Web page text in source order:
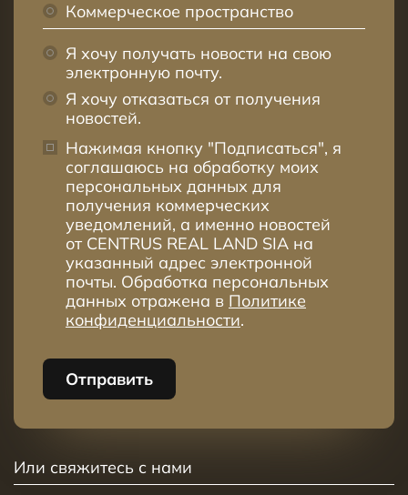
Коммерческое пространство
Я хочу получать новости на свою
электронную почту.
Я хочу отказаться от получения
новостей.
Нажимая кнопку "Подписаться", я
соглашаюсь на обработку моих
персональных данных для
получения коммерческих
уведомлений, а именно новостей
от CENTRUS REAL LAND SIA на
указанный адрес электронной
почты. Обработка персональных
данных отражена в Политике
конфиденциальности.
Отправить
Или свяжитесь с нами